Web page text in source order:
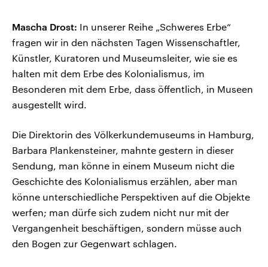
Mascha Drost: In unserer Reihe „Schweres Erbe“
fragen wir in den nächsten Tagen Wissenschaftler,
Künstler, Kuratoren und Museumsleiter, wie sie es
halten mit dem Erbe des Kolonialismus, im
Besonderen mit dem Erbe, dass öffentlich, in Museen
ausgestellt wird.
Die Direktorin des Völkerkundemuseums in Hamburg,
Barbara Plankensteiner, mahnte gestern in dieser
Sendung, man könne in einem Museum nicht die
Geschichte des Kolonialismus erzählen, aber man
könne unterschiedliche Perspektiven auf die Objekte
werfen; man dürfe sich zudem nicht nur mit der
Vergangenheit beschäftigen, sondern müsse auch
den Bogen zur Gegenwart schlagen.